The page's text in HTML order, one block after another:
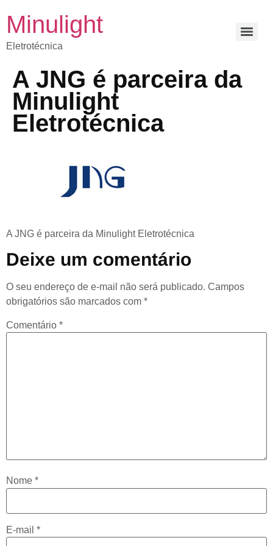
Minulight
Eletrotécnica
A JNG é parceira da
Minulight
Eletrotécnica
A JNG é parceira da Minulight Eletrotécnica
Deixe um comentário
O seu endereço de e-mail não será publicado. Campos
obrigatórios são marcados com *
Comentário *
Nome *
E-mail *